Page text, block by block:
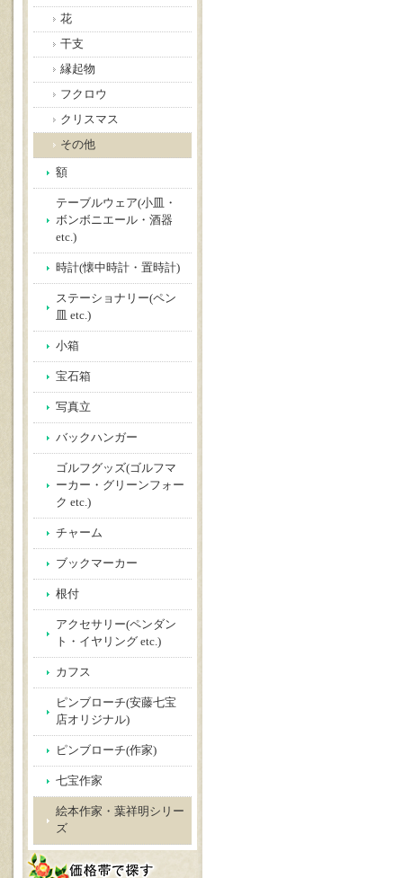
花
干支
縁起物
フクロウ
クリスマス
その他
額
テーブルウェア(小皿・
ボンボニエール・酒器
etc.)
時計(懐中時計・置時計)
ステーショナリー(ペン
皿 etc.)
小箱
宝石箱
写真立
バックハンガー
ゴルフグッズ(ゴルフマ
ーカー・グリーンフォー
ク etc.)
チャーム
ブックマーカー
根付
アクセサリー(ペンダン
ト・イヤリング etc.)
カフス
ピンブローチ(安藤七宝
店オリジナル)
ピンブローチ(作家)
七宝作家
絵本作家・葉祥明シリー
ズ